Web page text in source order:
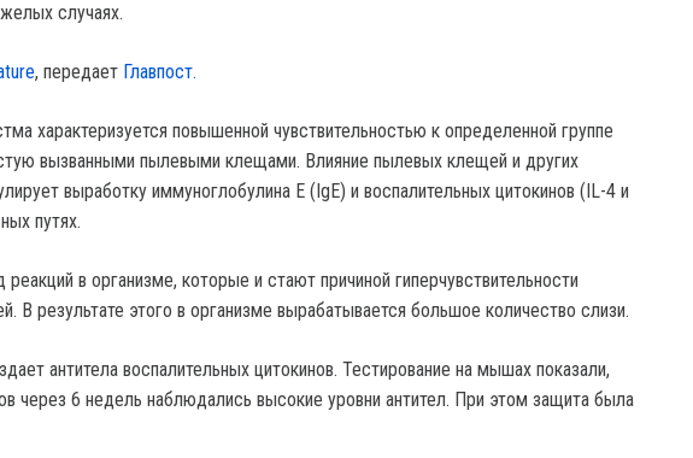
случаях.
, передает Главпост.
характеризуется повышенной чувствительностью к определенной группе
вызванными пылевыми клещами. Влияние пылевых клещей и других
выработку иммуноглобулина Е (IgE) и воспалительных цитокинов (IL-4 и
путях.
в организме, которые и стают причиной гиперчувствительности
В результате этого в организме вырабатывается большое количество слизи.
антитела воспалительных цитокинов. Тестирование на мышах показали,
через 6 недель наблюдались высокие уровни антител. При этом защита была